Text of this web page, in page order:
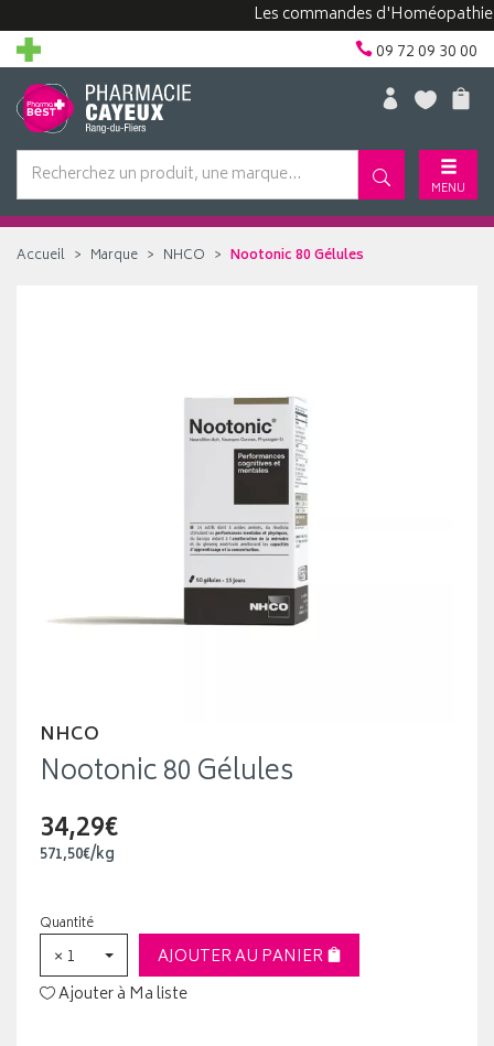
Les commandes d'Homéopathie
09 72 09 30 00
MENU
Accueil Marque NHCO Nootonic 80 Gélules
NHCO
Nootonic 80 Gélules
34,29€
571,50€/kg
Quantité
× 1
AJOUTER AU PANIER
Ajouter à Ma liste